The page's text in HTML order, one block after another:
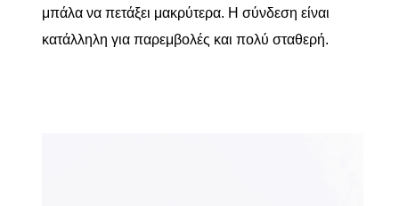
μπάλα να πετάξει μακρύτερα. Η σύνδεση είναι
κατάλληλη για παρεμβολές και πολύ σταθερή.